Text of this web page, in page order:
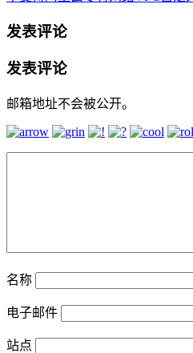
发表评论
发表评论
邮箱地址不会被公开。
名称
电子邮件
站点